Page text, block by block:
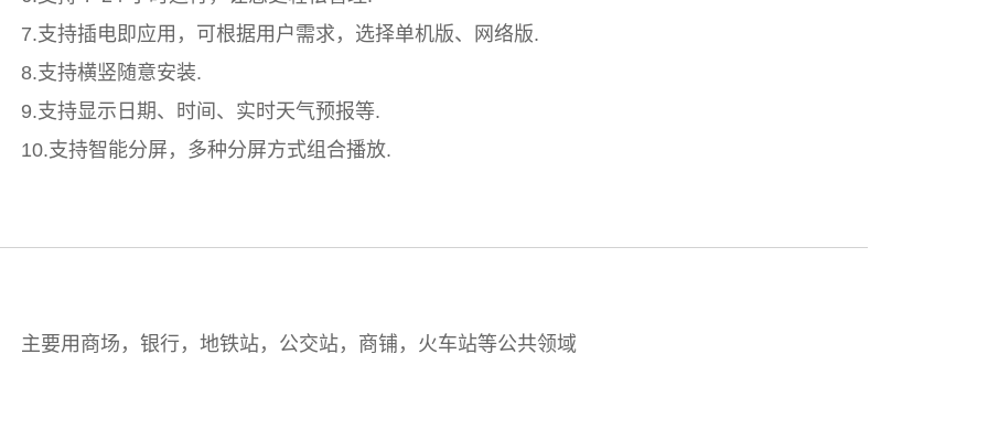
7.支持插电即应用，可根据用户需求，选择单机版、网络版.
8.支持横竖随意安装.
9.支持显示日期、时间、实时天气预报等.
10.支持智能分屏，多种分屏方式组合播放.
主要用商场，银行，地铁站，公交站，商铺，火车站等公共领域